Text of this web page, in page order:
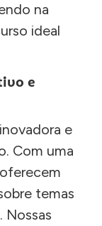
na
ideal
e
e
Com uma
temas
Nossas